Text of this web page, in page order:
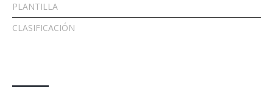
PLANTILLA
CLASIFICACIÓN